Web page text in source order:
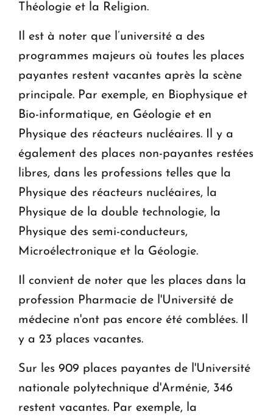
Théologie et la Religion.
Il est à noter que l’université a des
programmes majeurs où toutes les places
payantes restent vacantes après la scène
principale. Par exemple, en Biophysique et
Bio-informatique, en Géologie et en
Physique des réacteurs nucléaires. Il y a
également des places non-payantes restées
libres, dans les professions telles que la
Physique des réacteurs nucléaires, la
Physique de la double technologie, la
Physique des semi-conducteurs,
Microélectronique et la Géologie.
Il convient de noter que les places dans la
profession Pharmacie de l'Université de
médecine n'ont pas encore été comblées. Il
y a 23 places vacantes.
Sur les 909 places payantes de l'Université
nationale polytechnique d'Arménie, 346
restent vacantes. Par exemple, la